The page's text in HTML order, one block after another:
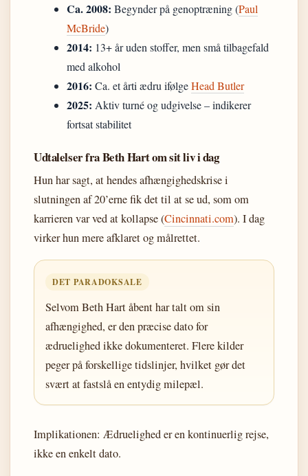
Ca. 2008: Begynder på genoptræning (Paul
McBride)
2014: 13+ år uden stoffer, men små tilbagefald
med alkohol
2016: Ca. et årti ædru ifølgeHead Butler
2025: Aktiv turné og udgivelse – indikerer
fortsat stabilitet
Udtalelser fra Beth Hart om sit liv i dag
Hun har sagt, at hendes afhængighedskrise i
slutningen af 20’erne fik det til at se ud, som om
karrieren var ved at kollapse (Cincinnati.com). I dag
virker hun mere afklaret og målrettet.
DET PARADOKSALE
Selvom Beth Hart åbent har talt om sin
afhængighed, er den præcise dato for
ædruelighed ikke dokumenteret. Flere kilder
peger på forskellige tidslinjer, hvilket gør det
svært at fastslå en entydig milepæl.
Implikationen: Ædruelighed er en kontinuerlig rejse,
ikke en enkelt dato.